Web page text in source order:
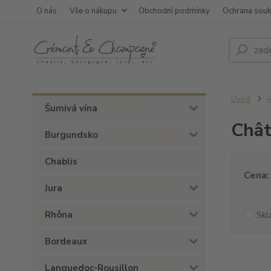
O nás Vše o nákupu Obchodní podmínky Ochrana
Šumivá vína
Burgundsko
Chablis
Jura
Rhôna
Bordeaux
Languedoc-Rousillon
Úvod
Cena: